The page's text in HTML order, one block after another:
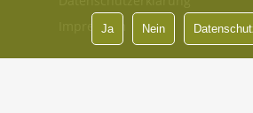
Impressum
Ja Nein